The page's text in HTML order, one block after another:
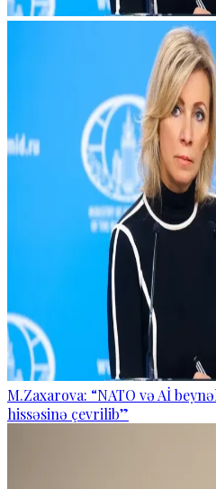
M.Zaxarova: “NATO və Aİ
hissəsinə çevrilib”